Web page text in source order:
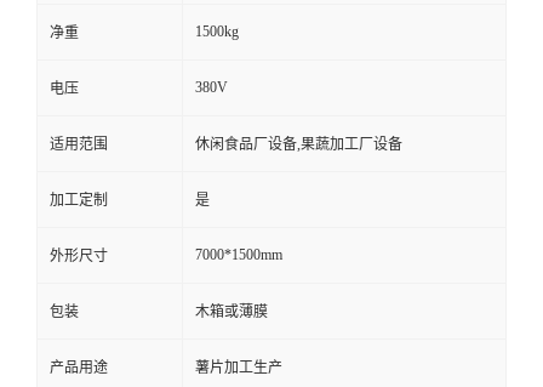
净重 1500kg
电压 380V
适用范围 休闲食品厂设备,果蔬加工厂设备
加工定制 是
外形尺寸 7000*1500mm
包装 木箱或薄膜
产品用途 薯片加工生产